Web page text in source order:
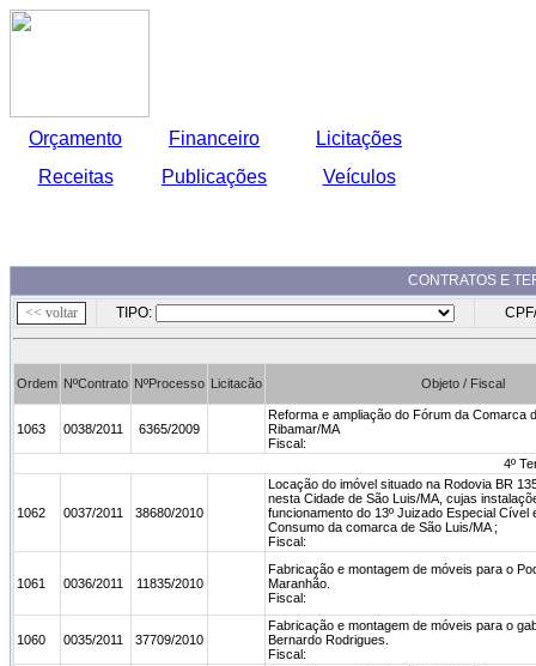
Orçamento Financeiro
Licitações
Receitas
Publicações Veículos
CONTRATOS E
TIPO:
Ordem NºContrato NºProcesso Licitacão Objeto / Fiscal
1063 0038/2011 6365/2009
Reforma e ampliação do Fórum da Comarca
Ribamar/MA
Fiscal:
4º
1062 0037/2011 38680/2010
Locação do imóvel situado na Rodovia BR
nesta Cidade de São Luis/MA, cujas
funcionamento do 13º Juizado Especial Cível
Consumo da comarca de São Luis/MA ;
Fiscal:
1061 0036/2011 11835/2010
Fabricação e montagem de móveis para o
Maranhão.
Fiscal:
1060 0035/2011 37709/2010
Fabricação e montagem de móveis para o
Bernardo Rodrigues.
Fiscal: